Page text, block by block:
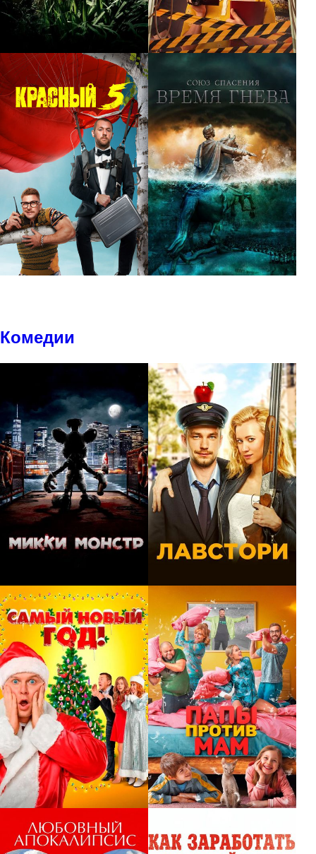
Комедии